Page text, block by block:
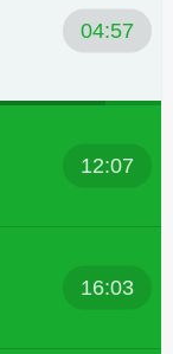
04:57
12:07
16:03